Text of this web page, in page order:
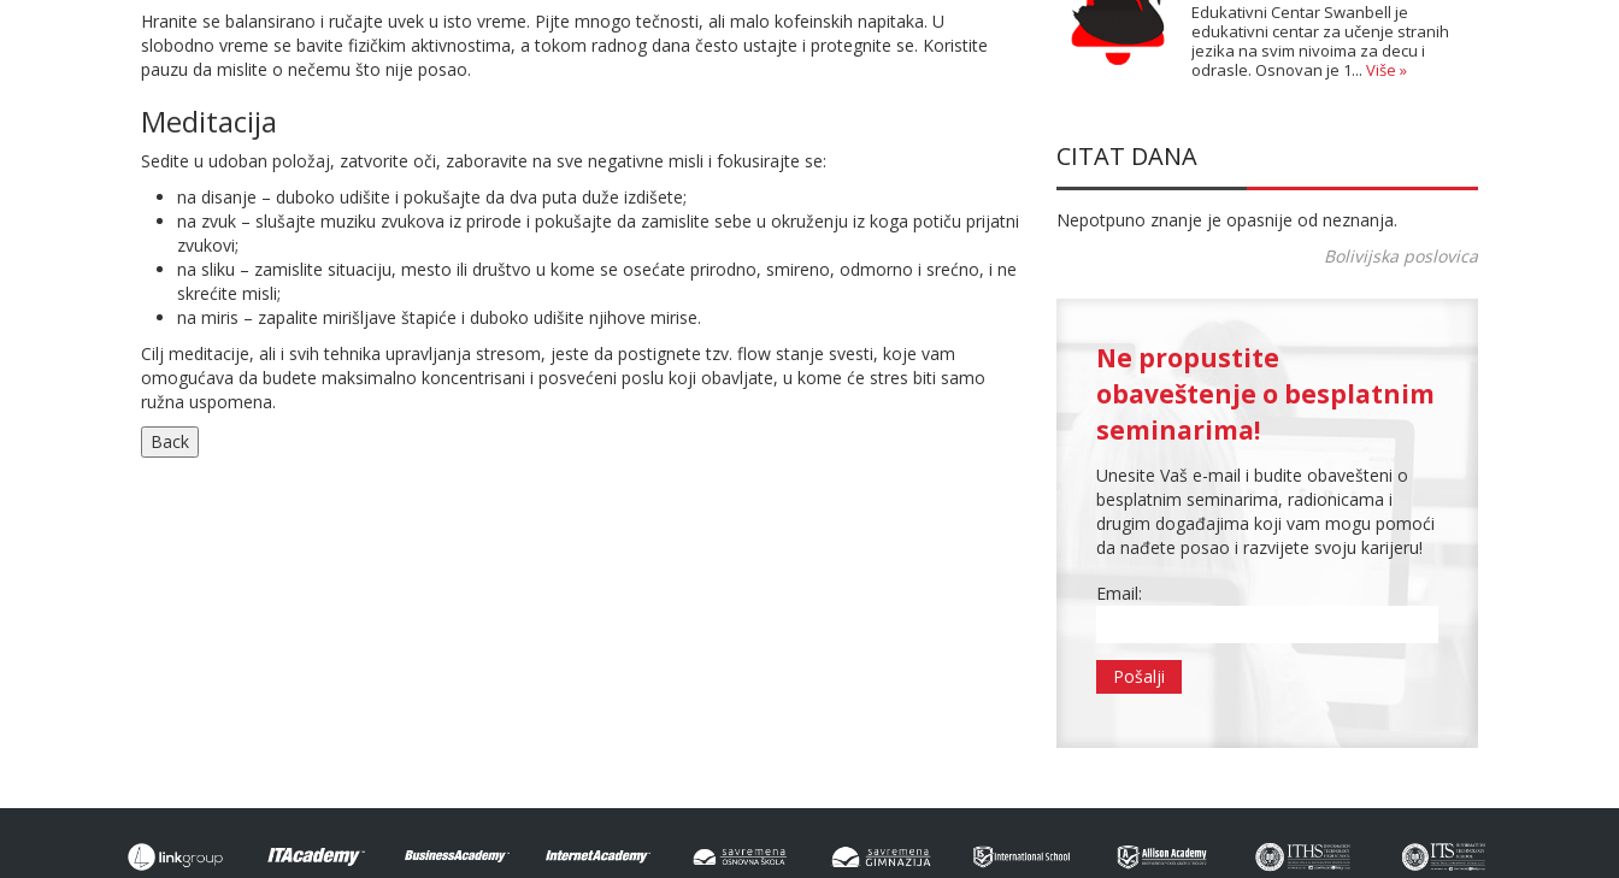
Hranite se balansirano i ručajte uvek u isto vreme. Pijte mnogo tečnosti, ali malo kofeinskih napitaka. U
slobodno vreme se bavite fizičkim aktivnostima, a tokom radnog dana često ustajte i protegnite se. Koristite
pauzu da mislite o nečemu što nije posao.
Meditacija
Sedite u udoban položaj, zatvorite oči, zaboravite na sve negativne misli i fokusirajte se:
na disanje – duboko udišite i pokušajte da dva puta duže izdišete;
na zvuk – slušajte muziku zvukova iz prirode i pokušajte da zamislite sebe u okruženju iz koga potiču prijatni
zvukovi;
na sliku – zamislite situaciju, mesto ili društvo u kome se osećate prirodno, smireno, odmorno i srećno, i ne
skrećite misli;
na miris – zapalite mirišljave štapiće i duboko udišite njihove mirise.
Cilj meditacije, ali i svih tehnika upravljanja stresom, jeste da postignete tzv. flow stanje svesti, koje vam
omogućava da budete maksimalno koncentrisani i posvećeni poslu koji obavljate, u kome će stres biti samo
ružna uspomena.
Edukativni Centar Swanbell je
edukativni centar za učenje stranih
jezika na svim nivoima za decu i
odrasle. Osnovan je 1... Više »
CITAT DANA
Nepotpuno znanje je opasnije od neznanja.
Bolivijska poslovica
Ne propustite
obaveštenje o besplatnim
seminarima!
Unesite Vaš e-mail i budite obavešteni o
besplatnim seminarima, radionicama i
drugim događajima koji vam mogu pomoći
da nađete posao i razvijete svoju karijeru!
Email: